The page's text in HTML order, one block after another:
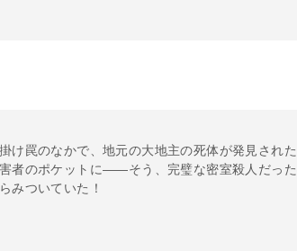
け罠のなかで、地元の大地主の死体が発見され
者のポケットに――そう、完璧な密室殺人だった
みついていた！